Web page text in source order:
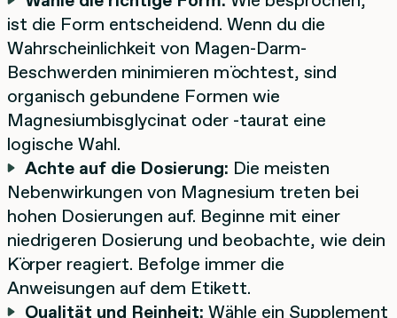
ist die Form entscheidend. Wenn du die
Wahrscheinlichkeit von Magen-Darm-
Beschwerden minimieren möchtest, sind
organisch gebundene Formen wie
Magnesiumbisglycinat oder -taurat eine
logische Wahl.
Achte auf die Dosierung: Die meisten
Nebenwirkungen von Magnesium treten bei
hohen Dosierungen auf. Beginne mit einer
niedrigeren Dosierung und beobachte, wie dein
Körper reagiert. Befolge immer die
Anweisungen auf dem Etikett.
Qualität und Reinheit: Wähle ein Supplement